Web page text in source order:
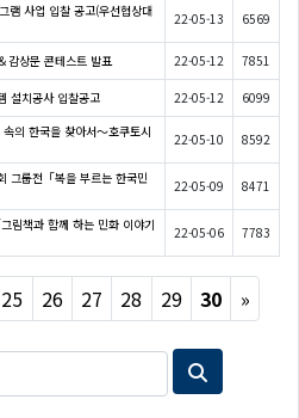
램 사업 입찰 공고(우선협상대
22-05-13 6569
감상문 콘테스트 발표 22-05-12 7851
설치공사 입찰공고 22-05-12 6099
의 한국을 찾아서～호쿠토시
22-05-10 8592
그룹전「복을 부르는 한국민
22-05-09 8471
림책과 함께 하는 민화 이야기
22-05-06 7783
25 26 27 28 29 30 »Next